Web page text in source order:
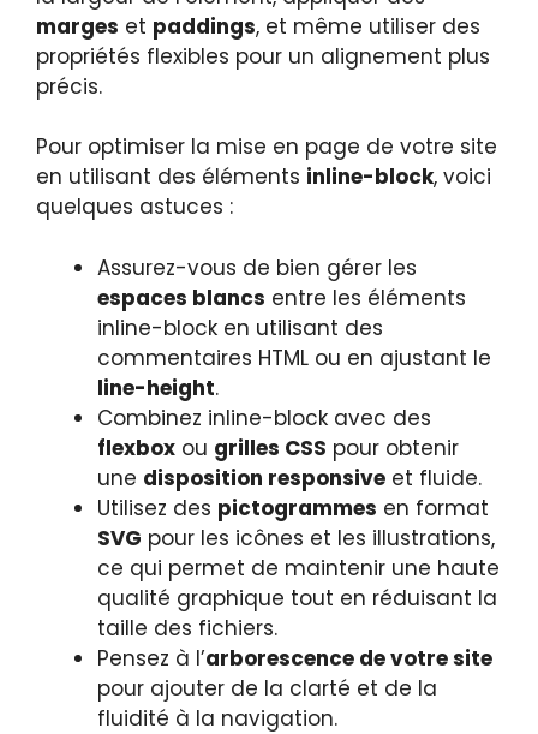
marges et paddings, et même utiliser des
propriétés flexibles pour un alignement plus
précis.
Pour optimiser la mise en page de votre site
en utilisant des éléments inline-block, voici
quelques astuces :
Assurez-vous de bien gérer les
espaces blancs entre les éléments
inline-block en utilisant des
commentaires HTML ou en ajustant le
line-height.
Combinez inline-block avec des
flexbox ou grilles CSS pour obtenir
une disposition responsive et fluide.
Utilisez des pictogrammes en format
SVG pour les icônes et les illustrations,
ce qui permet de maintenir une haute
qualité graphique tout en réduisant la
taille des fichiers.
Pensez à l’arborescence de votre site
pour ajouter de la clarté et de la
fluidité à la navigation.